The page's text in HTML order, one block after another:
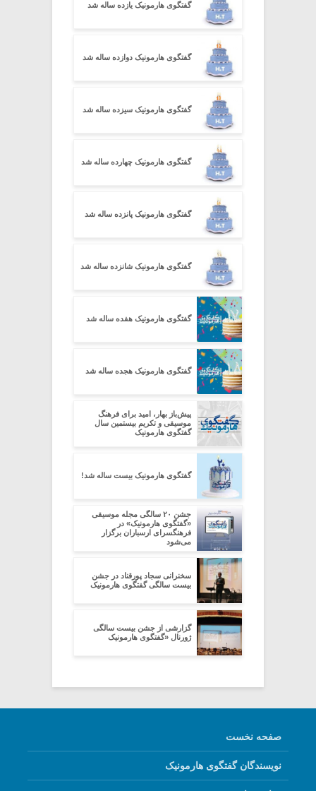
گفتگوی هارمونیک یازده ساله شد
گفتگوی هارمونیک دوازده ساله شد
گفتگوی هارمونیک سیزده ساله شد
گفتگوی هارمونیک چهارده ساله شد
گفتگوی هارمونیک پانزده ساله شد
گفتگوی هارمونیک شانزده ساله شد
گفتگوی هارمونیک هفده ساله شد
گفتگوی هارمونیک هجده ساله شد
پیش‌باز بهار، امید برای فرهنگ
موسیقی و تکریم بیستمین سال
گفتگوی هارمونیک
گفتگوی هارمونیک بیست ساله شد!
جشن ۲۰ سالگی مجله موسیقی
«گفتگوی هارمونیک» در
فرهنگسرای ارسباران برگزار
می‌شود
سخنرانی سجاد پورقناد در جشن
بیست سالگی گفتگوی هارمونیک
گزارشی از جشن بیست سالگی
ژورنال «گفتگوی هارمونیک
صفحه نخست
نویسندگان گفتگوی هارمونیک